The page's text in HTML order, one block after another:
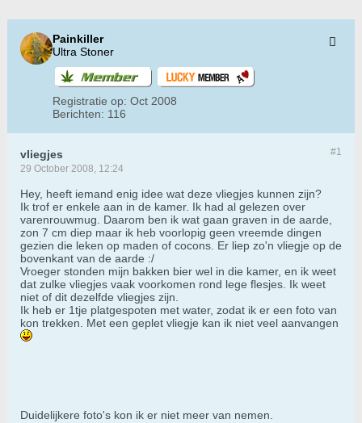
Painkiller
Ultra Stoner
Registratie op: Oct 2008
Berichten: 116
#1
vliegjes
29 October 2008, 12:24
Hey, heeft iemand enig idee wat deze vliegjes kunnen zijn?
Ik trof er enkele aan in de kamer. Ik had al gelezen over
varenrouwmug. Daarom ben ik wat gaan graven in de aarde,
zon 7 cm diep maar ik heb voorlopig geen vreemde dingen
gezien die leken op maden of cocons. Er liep zo'n vliegje op de
bovenkant van de aarde :/
Vroeger stonden mijn bakken bier wel in die kamer, en ik weet
dat zulke vliegjes vaak voorkomen rond lege flesjes. Ik weet
niet of dit dezelfde vliegjes zijn.
Ik heb er 1tje platgespoten met water, zodat ik er een foto van
kon trekken. Met een geplet vliegje kan ik niet veel aanvangen
Duidelijkere foto's kon ik er niet meer van nemen.